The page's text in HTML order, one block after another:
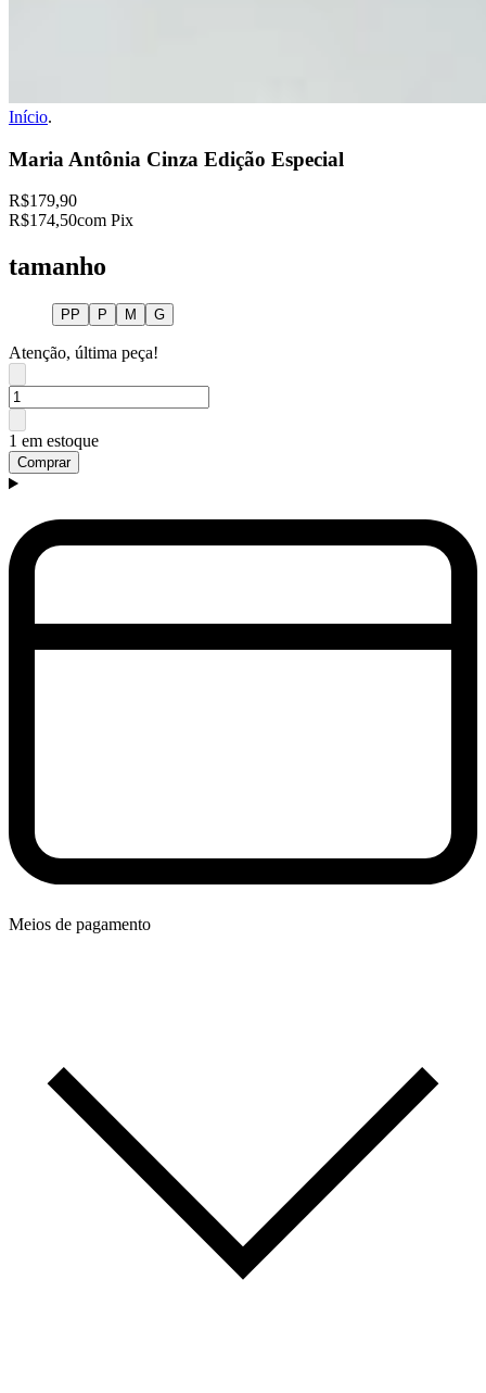
Início.
Maria Antônia Cinza Edição Especial
R$179,90
R$174,50com Pix
tamanho
PP P M G
Atenção, última peça!
1 em estoque
Comprar
Meios de pagamento